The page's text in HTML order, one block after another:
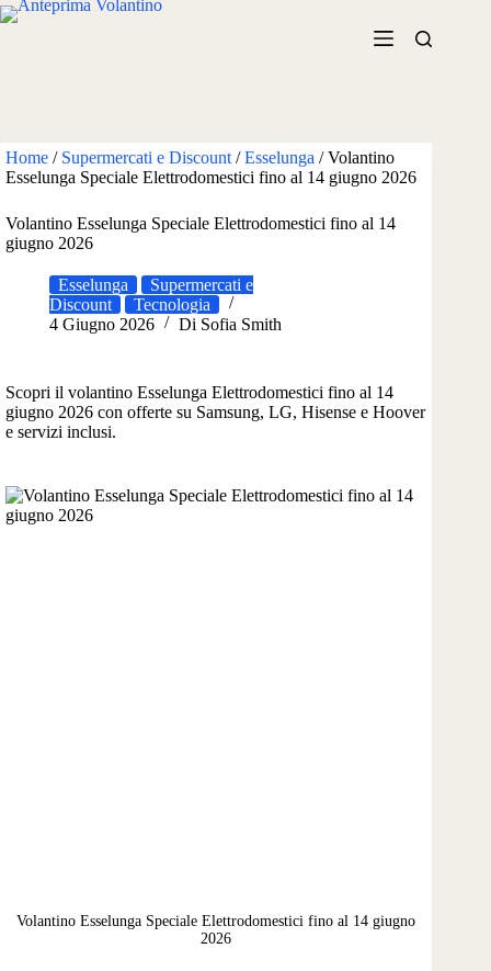
Salta
al
Home / Supermercati e Discount /Esselunga /Volantino
Esselunga Speciale Elettrodomestici fino al 14 giugno 2026
Volantino Esselunga Speciale Elettrodomestici fino al 14
giugno 2026
Esselunga
Supermercati e
Discount
Tecnologia
4 Giugno 2026
Di Sofia Smith
Scopri il volantino Esselunga Elettrodomestici fino al 14
giugno 2026 con offerte su Samsung, LG, Hisense e Hoover
e servizi inclusi.
Volantino Esselunga Speciale Elettrodomestici fino al 14 giugno
2026